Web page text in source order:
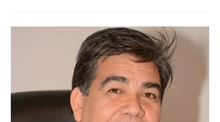
La
Red
Argentina
De
Ciudades
Del
Aprendizaje
UNESCO»
Y
José
C.
Paz